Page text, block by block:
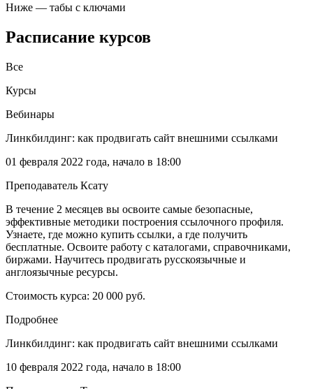
Ниже — табы с ключами
Расписание курсов
Все
Курсы
Вебинары
Линкбилдинг: как продвигать сайт внешними ссылками
01 февраля 2022 года, начало в 18:00
Преподаватель Ксату
В течение 2 месяцев вы освоите самые безопасные,
эффективные методики построения ссылочного профиля.
Узнаете, где можно купить ссылки, а где получить
бесплатные. Освоите работу с каталогами, справочниками,
биржами. Научитесь продвигать русскоязычные и
англоязычные ресурсы.
Стоимость курса: 20 000 руб.
Подробнее
Линкбилдинг: как продвигать сайт внешними ссылками
10 февраля 2022 года, начало в 18:00